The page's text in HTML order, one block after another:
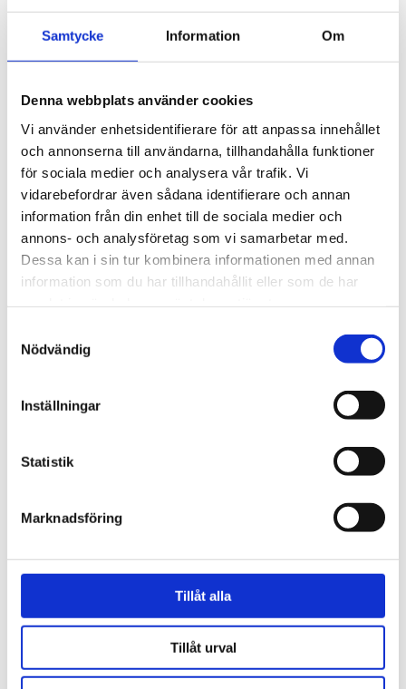
Samtycke Information Om
Denna webbplats använder cookies
Vi använder enhetsidentifierare för att anpassa innehållet
och annonserna till användarna, tillhandahålla funktioner
för sociala medier och analysera vår trafik. Vi
vidarebefordrar även sådana identifierare och annan
information från din enhet till de sociala medier och
annons- och analysföretag som vi samarbetar med.
Dessa kan i sin tur kombinera informationen med annan
information som du har tillhandahållit eller som de har
Nödvändig
Inställningar
Statistik
Marknadsföring
Tillåt alla
Tillåt urval
Antal bitar
1000 st
BESKRIVNING
OM NEW MAGS
PRODUKTBLAD
30 dagars öppet köp - gäller ej företagskunder eller beställningsvaror
SE HELA VARUMÄRKET
Du kanske också gillar